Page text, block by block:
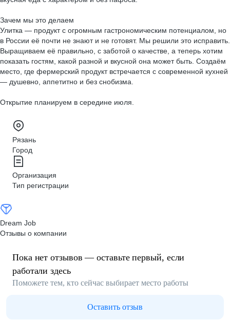
Зачем мы это делаем
Улитка — продукт с огромным гастрономическим потенциалом, но
в России её почти не знают и не готовят. Мы решили это исправить.
Выращиваем её правильно, с заботой о качестве, а теперь хотим
показать гостям, какой разной и вкусной она может быть. Создаём
место, где фермерский продукт встречается с современной кухней
— душевно, аппетитно и без снобизма.
Открытие планируем в середине июля.
Рязань
Город
Организация
Тип регистрации
Dream Job
Отзывы о компании
Пока нет отзывов — оставьте первый, если
работали здесь
Поможете тем, кто сейчас выбирает место работы
Оставить отзыв